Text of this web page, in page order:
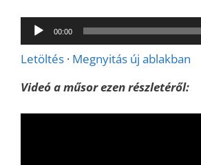
Audió
lejátszó
00:00
Letöltés · Megnyitás új ablakban
Videó a műsor ezen részletéről: